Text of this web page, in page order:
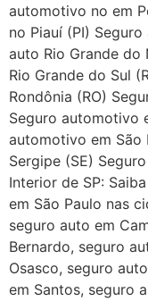
automotivo no em
no Piauí (PI)
auto Rio Grande
Rio Grande do Sul
Rondônia (RO)
Seguro automotivo
automotivo em São
Sergipe (SE)
Interior de SP:
em São Paulo nas
seguro auto em
Bernardo, seguro
Osasco, seguro
em Santos, seguro